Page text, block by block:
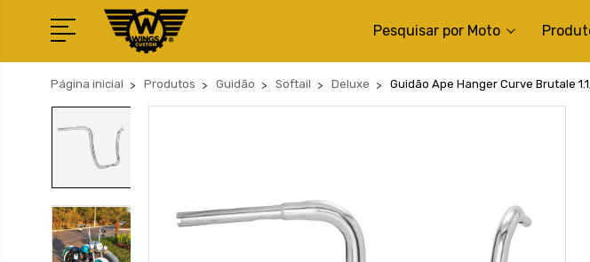
Pesquisar por Moto
Página inicial Produtos Guidão Softail Deluxe Guidão Ape Hanger Curve Brutale